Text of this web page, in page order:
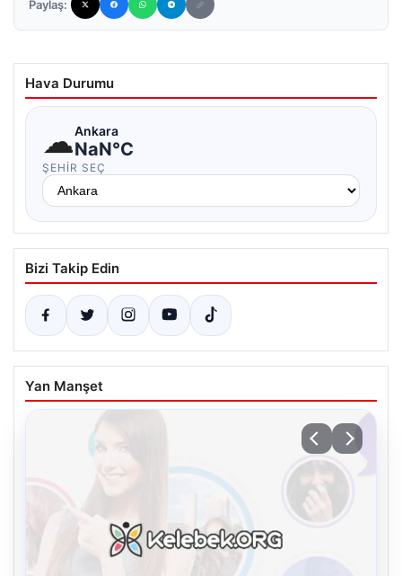
Paylaş:
Hava Durumu
☁Ankara
NaN°C
ŞEHIR SEÇ
Bizi Takip Edin
Yan Manşet